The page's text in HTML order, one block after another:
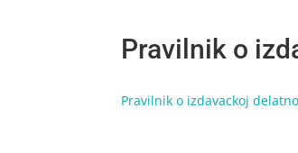
Pravilnik o
Pravilnik o izdavackoj